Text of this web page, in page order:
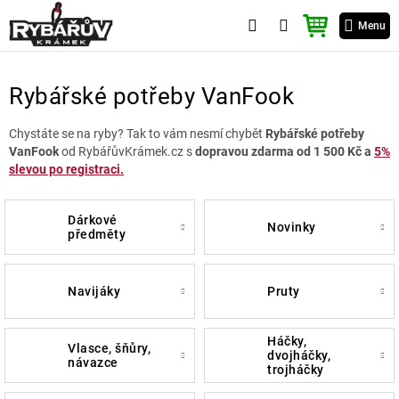
na
obsah
Menu
NÁKUPNÍ
KOŠÍK
Rybářské potřeby VanFook
Chystáte se na ryby? Tak to vám nesmí chybět Rybářské potřeby
VanFookod RybářůvKrámek.cz sdopravou zdarma od 1 500 Kč a 5%
slevou po registraci.
dárkové
předměty
novinky
navijáky pruty
vlasce, šňůry,
návazce
háčky,
dvojháčky,
trojháčky